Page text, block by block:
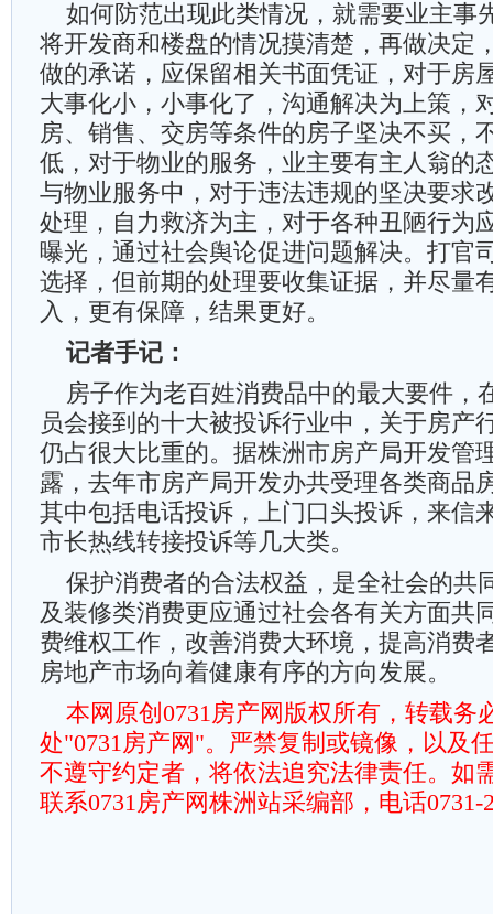
如何防范出现此类情况，就需要业主事
将开发商和楼盘的情况摸清楚，再做决定
做的承诺，应保留相关书面凭证，对于房
大事化小，小事化了，沟通解决为上策，
房、销售、交房等条件的房子坚决不买，
低，对于物业的服务，业主要有主人翁的
与物业服务中，对于违法违规的坚决要求
处理，自力救济为主，对于各种丑陋行为
曝光，通过社会舆论促进问题解决。打官
选择，但前期的处理要收集证据，并尽量
入，更有保障，结果更好。
记者手记：
房子作为老百姓消费品中的最大要件，
员会接到的十大被投诉行业中，关于房产
仍占很大比重的。据株洲市房产局开发管
露，去年市房产局开发办共受理各类商品
其中包括电话投诉，上门口头投诉，来信
市长热线转接投诉等几大类。
保护消费者的合法权益，是全社会的共
及装修类消费更应通过社会各有关方面共
费维权工作，改善消费大环境，提高消费
房地产市场向着健康有序的方向发展。
本网原创0731房产网版权所有，转载务
处"0731房产网"。严禁复制或镜像，以及
不遵守约定者，将依法追究法律责任。如
联系0731房产网株洲站采编部，电话0731-